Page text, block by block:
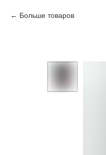
Больше товаров